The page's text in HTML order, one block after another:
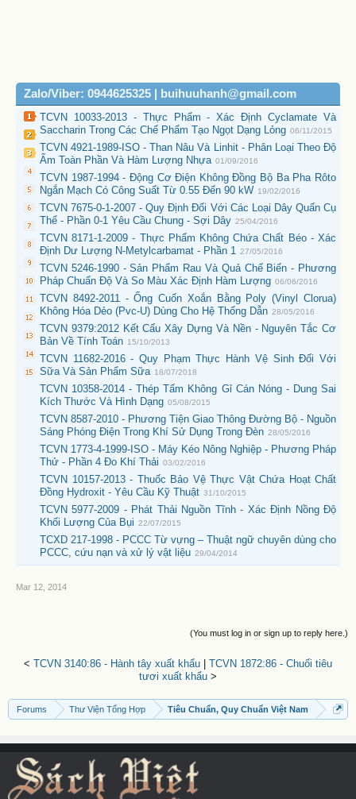
Zalo/Viber: 0944625325 | buihuuhanh@gmail.com
TCVN 10033-2013 - Thực Phẩm - Xác Định Cyclamate Và
Saccharin Trong Các Chế Phẩm Tạo Ngọt Dạng Lỏng 06/11/2015
TCVN 4921-1989-ISO - Than Nâu Và Linhit - Phân Loại Theo Độ
Ẩm Toàn Phần Và Hàm Lượng Nhựa 01/09/2016
TCVN 1987-1994 - Động Cơ Điện Không Đồng Bộ Ba Pha Rôto
Ngắn Mạch Có Công Suất Từ 0.55 Đến 90 kW 19/02/2016
TCVN 7675-0-1-2007 - Quy Định Đối Với Các Loại Dây Quấn Cụ
Thể - Phần 0-1 Yêu Cầu Chung - Sợi Dây 25/04/2016
TCVN 8171-1-2009 - Thực Phẩm Không Chứa Chất Béo - Xác
Định Dư Lượng N-Metylcarbamat - Phần 1 27/05/2016
TCVN 5246-1990 - Sản Phẩm Rau Và Quả Chế Biến - Phương
Pháp Chuẩn Độ Và So Màu Xác Định Hàm Lượng 06/06/2016
TCVN 8492-2011 - Ống Cuốn Xoắn Bằng Poly (Vinyl Clorua)
Không Hóa Dẻo (Pvc-U) Dùng Cho Hệ Thống Dẫn 28/05/2016
TCVN 9379:2012 Kết Cấu Xây Dựng Và Nền - Nguyên Tắc Cơ
Bản Về Tính Toán 15/10/2013
TCVN 11682-2016 - Quy Phạm Thực Hành Vệ Sinh Đối Với
Sữa Và Sản Phẩm Sữa 18/07/2018
TCVN 10358-2014 - Thép Tấm Không Gỉ Cán Nóng - Dung Sai
Kích Thước Và Hình Dạng 05/08/2015
TCVN 8587-2010 - Phương Tiện Giao Thông Đường Bộ - Nguồn
Sáng Phóng Điện Trong Khí Sử Dụng Trong Đèn 28/05/2016
TCVN 1773-4-1999-ISO - Máy Kéo Nông Nghiệp - Phương Pháp
Thử - Phần 4 Đo Khí Thải 03/02/2016
TCVN 10157-2013 - Thuốc Bảo Vệ Thực Vật Chứa Hoạt Chất
Đồng Hydroxit - Yêu Cầu Kỹ Thuật 31/10/2015
TCVN 5977-2009 - Phát Thải Nguồn Tĩnh - Xác Định Nồng Độ
Khối Lượng Của Bụi 22/07/2015
TCXD 217-1998 - PCCC Từ vựng – Thuật ngữ chuyên dùng cho
PCCC, cứu nạn và xử lý vật liệu 29/04/2014
Mar 12, 2014
(You must log in or sign up to reply here.)
< TCVN 3140:86 - Hành tây xuất khẩu
TCVN 1872:86 - Chuối tiêu
tươi xuất khẩu >
Forums Thư Viện Tổng Hợp Tiêu Chuẩn, Quy Chuẩn Việt Nam